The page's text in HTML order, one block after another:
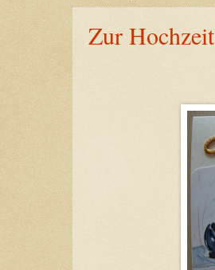
Zur Hochzeit